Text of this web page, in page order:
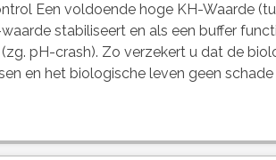
Een voldoende hoge KH-Waarde
stabiliseert en als een buffer
pH-crash). Zo verzekert u dat de
en het biologische leven geen schade